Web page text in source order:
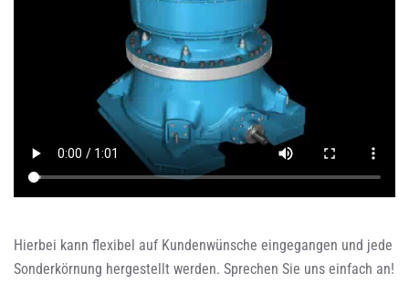
Hierbei kann flexibel auf Kundenwünsche eingegangen und jede
Sonderkörnung hergestellt werden. Sprechen Sie uns einfach an!